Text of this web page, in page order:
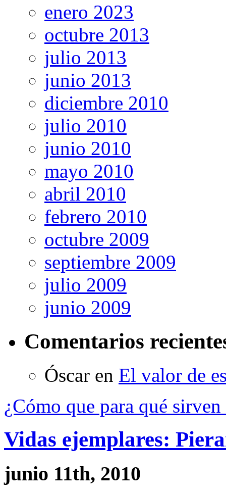
enero 2023
octubre 2013
julio 2013
junio 2013
diciembre 2010
julio 2010
junio 2010
mayo 2010
abril 2010
febrero 2010
octubre 2009
septiembre 2009
julio 2009
junio 2009
Comentarios
Óscar en El valor de
¿Cómo que para qué
Vidas ejemplares:
junio 11th, 2010